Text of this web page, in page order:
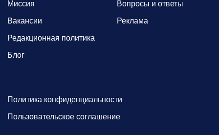
Миссия
Вакансии
Редакционная политика
Блог
Вопросы и ответы
Реклама
Политика конфиденциальности
Пользовательское соглашение